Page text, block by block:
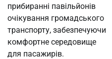
прибиранні павільйонів
очікування громадського
транспорту, забезпечуючи
комфортне середовище
для пасажирів.